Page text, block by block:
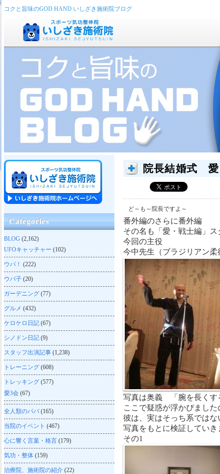
コクと旨味のGOD HAND いしざき施術院ブログ
院長結婚式 愛
ど～も～院長ですよ～
番外編のさらに番外編
その名も「愛・戦士編」
今回の主役
今中先生（ブラジリアン柔
写真は奥義 「腕を長くす
ここで疑惑が浮かびまし
彼は、実はそっち系では
写真をもとに検証していき
その1
Categories
BLOG (2,162)
UFOキャッチャー (102)
ウパ！ (222)
ウパ子 (20)
ガーデニング (77)
グルメ (432)
ケロケロ日記 (67)
シノドン日記 (9)
スタッフ出演記事 (1,238)
トレーニング (608)
トレッキング (577)
愛3会 (67)
全人類のパパ (165)
当院のイベント (467)
心に響く言葉・格言 (179)
気功・整体 (159)
治療院、施術院の紹介 (22)